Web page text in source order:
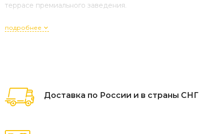
террасе премиального заведения.
подробнее
Доставка по России и в страны СНГ